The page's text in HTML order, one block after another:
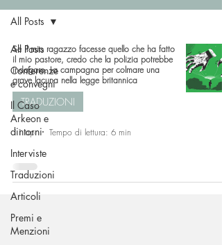
All Posts
Conferenze
e convegni
Il Caso
Arkeon e
dintorni
Interviste
Traduzioni
Articoli
Premi e
Menzioni
All Posts
Se il mio ragazzo facesse quello che ha fatto
il mio pastore, credo che la polizia potrebbe
indagare. La campagna per colmare una
grave lacuna nella legge britannica
TRADUZIONI
11 apr Tempo di lettura: 6 min